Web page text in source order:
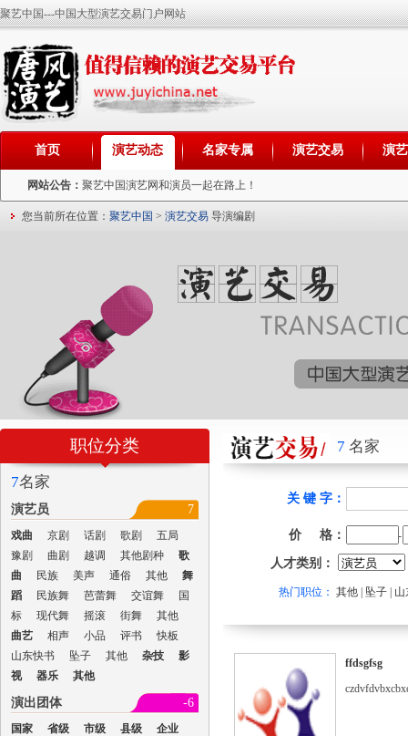
聚艺中国---中国大型演艺交易门户网站
首页 演艺动态 名家专属 演艺交易 演
网站公告： 聚艺中国演艺网和演员一起在路上！
您当前所在位置： 聚艺中国 > 演艺交易 导演编剧
职位分类
7名家
7
演艺员
戏曲 京剧 话剧 歌剧
五局
豫剧
曲剧 越调 其他剧种
歌
曲
民族 美声 通俗 其他
舞
蹈
民族舞 芭蕾舞 交谊舞
国
标
现代舞 摇滚 街舞
其他
曲艺
相声 小品 评书
快板
山东快书
坠子 其他 杂技
影
视
器乐 其他
-6
演出团体
国家 省级 市级 县级
企业
7 名家
关 键 字：
价 格： -
人才类别：
热门职位： 其他 坠子 山
ffdsgfsg